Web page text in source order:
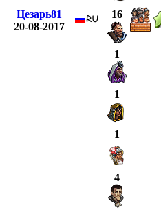
Цезарь81
20-08-2017
16
1
1
1
4